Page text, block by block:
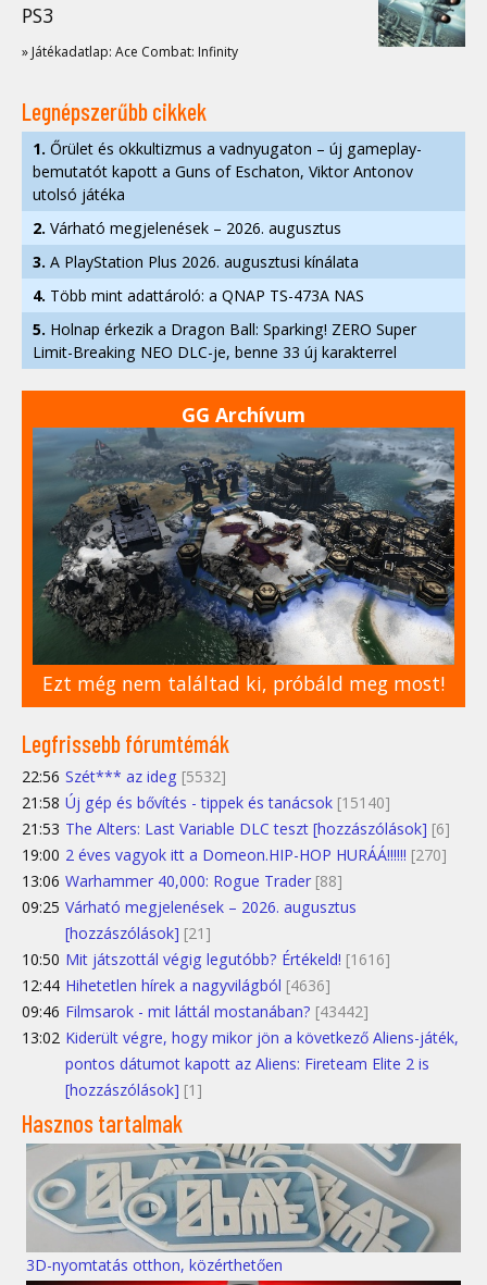
PS3
» Játékadatlap: Ace Combat: Infinity
Legnépszerűbb cikkek
1. Őrület és okkultizmus a vadnyugaton – új gameplay-
bemutatót kapott a Guns of Eschaton, Viktor Antonov
utolsó játéka
2. Várható megjelenések – 2026. augusztus
3. A PlayStation Plus 2026. augusztusi kínálata
4. Több mint adattároló: a QNAP TS-473A NAS
5. Holnap érkezik a Dragon Ball: Sparking! ZERO Super
Limit-Breaking NEO DLC-je, benne 33 új karakterrel
GG Archívum
Ezt még nem találtad ki, próbáld meg most!
Legfrissebb fórumtémák
22:56 Szét*** az ideg [5532]
21:58 Új gép és bővítés - tippek és tanácsok [15140]
21:53 The Alters: Last Variable DLC teszt [hozzászólások] [6]
19:00 2 éves vagyok itt a Domeon.HIP-HOP HURÁÁ!!!!!! [270]
13:06 Warhammer 40,000: Rogue Trader [88]
09:25 Várható megjelenések – 2026. augusztus
[hozzászólások] [21]
10:50 Mit játszottál végig legutóbb? Értékeld! [1616]
12:44 Hihetetlen hírek a nagyvilágból [4636]
09:46 Filmsarok - mit láttál mostanában? [43442]
13:02 Kiderült végre, hogy mikor jön a következő Aliens-játék,
pontos dátumot kapott az Aliens: Fireteam Elite 2 is
[hozzászólások] [1]
Hasznos tartalmak
3D-nyomtatás otthon, közérthetően